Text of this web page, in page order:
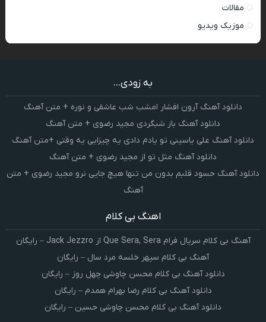
مقالات
موزیک ویدیو
به زودی...
دانلود آهنگ آرون افشار امشب شب عاشقی و نوره + متن آهنگ
دانلود آهنگ باز شبگردی مجید رضوی + متن آهنگ
دانلود آهنگ علی یاسینی تو یادم دادی یه چیزایی یه وقتی +متن آهنگ
دانلود آهنگ مثل تو از مجید رضوی + متن آهنگ
دانلود آهنگ حسود قلبم بدون من تنها هیچ جایی نرو مجید رضوی + متن
آهنگ
اهنگ بی کلام
آهنگ بی کلام سریال فرام Que Sera, Sera از Jack Jezzro – رایگان
آهنگ بی کلام سپهر خلسه مرد سال – رایگان
دانلود آهنگ بی کلام محسن چاوشی چهل روز – رایگان
دانلود آهنگ بی کلام رضا بهرام همدم – رایگان
دانلود آهنگ بی کلام محسن چاوشی حسین – رایگان